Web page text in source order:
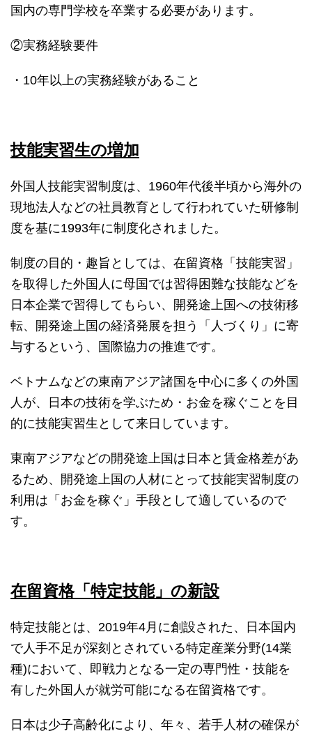
国内の専門学校を卒業する必要があります。
②実務経験要件
・10年以上の実務経験があること
技能実習生の増加
外国人技能実習制度は、1960年代後半頃から海外の
現地法人などの社員教育として行われていた研修制
度を基に1993年に制度化されました。
制度の目的・趣旨としては、在留資格「技能実習」
を取得した外国人に母国では習得困難な技能などを
日本企業で習得してもらい、開発途上国への技術移
転、開発途上国の経済発展を担う「人づくり」に寄
与するという、国際協力の推進です。
ベトナムなどの東南アジア諸国を中心に多くの外国
人が、日本の技術を学ぶため・お金を稼ぐことを目
的に技能実習生として来日しています。
東南アジアなどの開発途上国は日本と賃金格差があ
るため、開発途上国の人材にとって技能実習制度の
利用は「お金を稼ぐ」手段として適しているので
す。
在留資格「特定技能」の新設
特定技能とは、2019年4月に創設された、日本国内
で人手不足が深刻とされている特定産業分野(14業
種)において、即戦力となる一定の専門性・技能を
有した外国人が就労可能になる在留資格です。
日本は少子高齢化により、年々、若手人材の確保が